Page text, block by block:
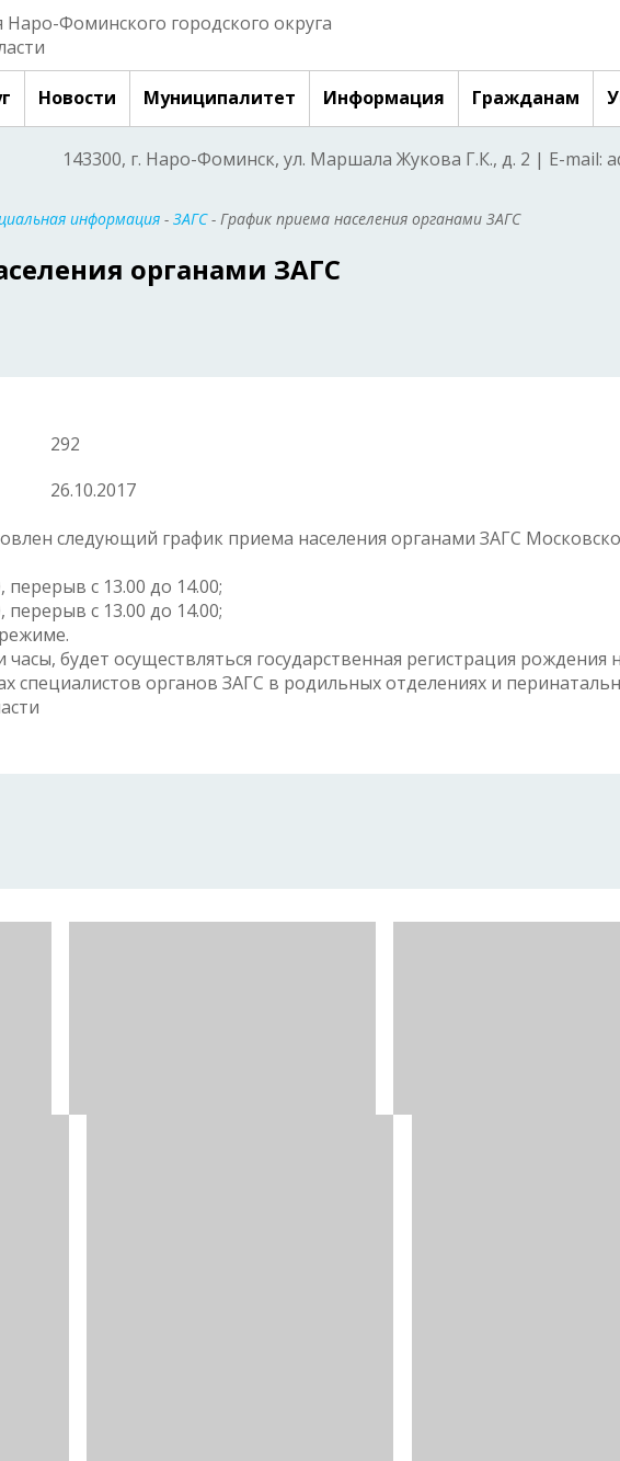
Фоминского городского округа
Новости Муниципалитет Информация Гражданам
143300, г. Наро-Фоминск, ул. Маршала Жукова Г.К., д. 2 | E-mail:
информация - ЗАГС- График приема населения органами ЗАГС
органами ЗАГС
292
26.10.2017
следующий график приема населения органами ЗАГС
перерыв с 13.00 до 14.00;
перерыв с 13.00 до 14.00;
будет осуществляться государственная регистрация рождения
специалистов органов ЗАГС в родильных отделениях и